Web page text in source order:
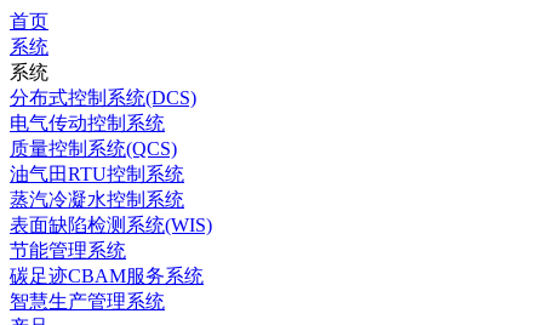
首页
系统
系统
分布式控制系统(DCS)
电气传动控制系统
质量控制系统(QCS)
油气田RTU控制系统
蒸汽冷凝水控制系统
表面缺陷检测系统(WIS)
节能管理系统
碳足迹CBAM服务系统
智慧生产管理系统